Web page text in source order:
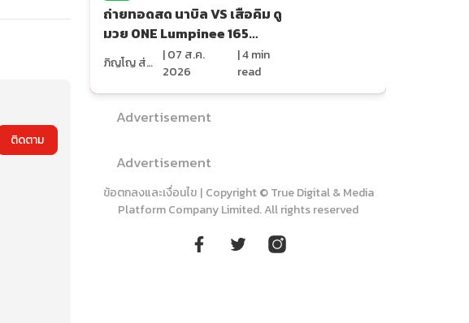
ติดตาม
ถ่ายทอดสด นาบิล VS เสือคิม ดู
มวย ONE Lumpinee 165
(7ส.ค.69)
ภิญโญ ส่องแสง |07 ส.ค.
2026
|4min
read
Advertisement
Advertisement
ข้อตกลงและเงื่อนไข | Copyright © True Digital & Media
Platform Company Limited. All rights reserved